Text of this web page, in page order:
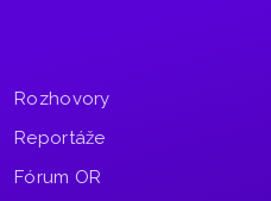
Rozhovory
Reportáže
Fórum OR